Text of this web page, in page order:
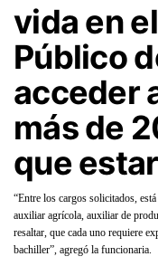
vida en
Público
acceder
más de
que
“Entre los cargos solicitados,
auxiliar agrícola, auxiliar de
resaltar, que cada uno requiere
bachiller”, agregó la funcionaria.